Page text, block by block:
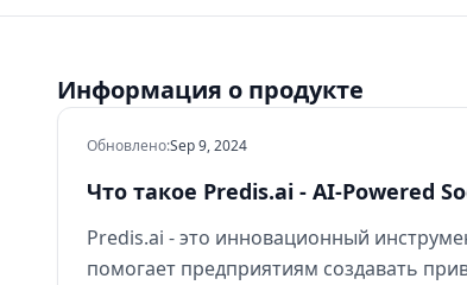
Информация о продукте
Обновлено:Sep 9, 2024
Что такое Predis.ai - AI-Powered
Predis.ai - это инновационный
помогает предприятиям создавать